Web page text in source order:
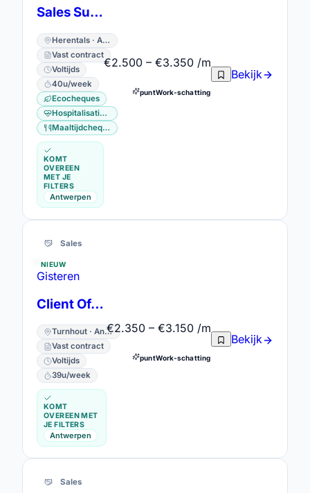
Sales Support Engineer
Herentals · Antwerpen
Vast contract
Voltijds
40u/week
Ecocheques
Hospitalisatieverzekering
Maaltijdcheques
KOMT
OVEREEN
MET JE
FILTERS
Antwerpen
€2.500 – €3.350 /m
puntWork-schatting
Bekijk
Sales
NIEUW
Gisteren
Client Officer
Turnhout · Antwerpen
Vast contract
Voltijds
39u/week
KOMT
OVEREEN MET
JE FILTERS
Antwerpen
€2.350 – €3.150 /m
puntWork-schatting
Bekijk
Sales